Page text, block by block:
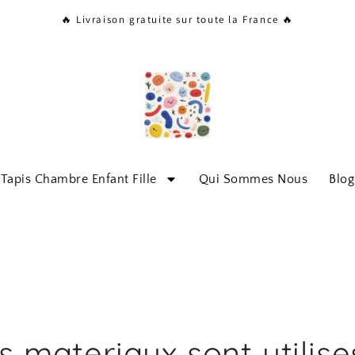
🔥 Livraison gratuite sur toute la France 🔥
Tapis Chambre Enfant Fille Qui Sommes Nous Blog